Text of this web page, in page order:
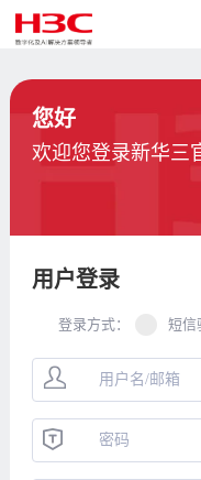
您好
欢迎您登录新华三
用户登录
登录方式： 短信